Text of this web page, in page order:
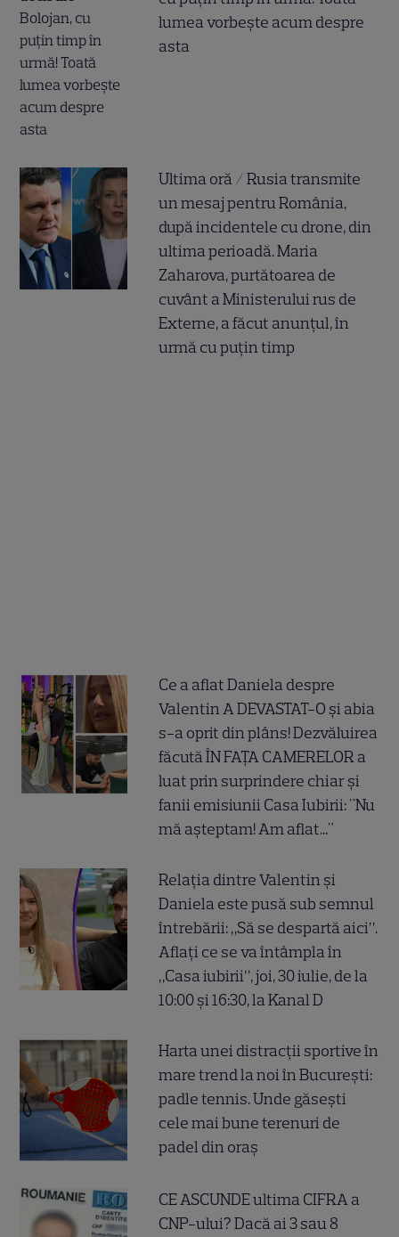
lumea vorbește acum despre
asta
Ultima oră / Rusia transmite
un mesaj pentru România,
după incidentele cu drone, din
ultima perioadă. Maria
Zaharova, purtătoarea de
cuvânt a Ministerului rus de
Externe, a făcut anunțul, în
urmă cu puțin timp
Ce a aflat Daniela despre
Valentin A DEVASTAT-O și abia
s-a oprit din plâns! Dezvăluirea
făcută ÎN FAȚA CAMERELOR a
luat prin surprindere chiar și
fanii emisiunii Casa Iubirii: "Nu
mă așteptam! Am aflat..."
Relația dintre Valentin și
Daniela este pusă sub semnul
întrebării: „Să se despartă aici”.
Aflați ce se va întâmpla în
„Casa iubirii”, joi, 30 iulie, de la
10:00 și 16:30, la Kanal D
Harta unei distracții sportive în
mare trend la noi în București:
padle tennis. Unde găsești
cele mai bune terenuri de
padel din oraș
CE ASCUNDE ultima CIFRA a
CNP-ului? Dacă ai 3 sau 8